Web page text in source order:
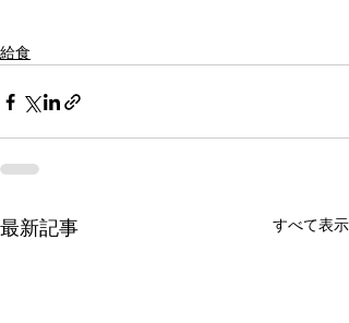
給食
最新記事 すべて表示